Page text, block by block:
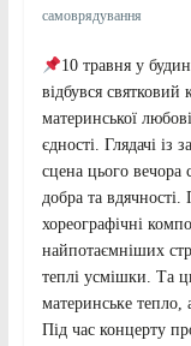
самоврядування
10 травня у
відбувся святковий
материнської
єдності. Глядачі із
сцена цього
добра та
хореографічні
найпотаємніших
теплі усмішки. Та
материнське тепло,
Під час концерту